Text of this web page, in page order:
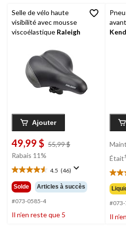
Selle de vélo haute
visibilité avec mousse
viscoélastique Raleigh
Ajouter
49,99 $ 55,99 $
Rabais 11%
4.5 (46)
4.5
étoile(s)
sur
5.
46
évaluations
Solde Articles à succès
#073-0585-4
Il n’en reste que 5
Était
4.3
sur
5.
15
Il